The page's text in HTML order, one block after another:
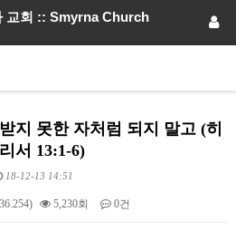
교회 :: Smyrna Church
지 못한 자처럼 되지 말고 (히
서 13:1-6)
18-12-13 14:51
5,230회 0건